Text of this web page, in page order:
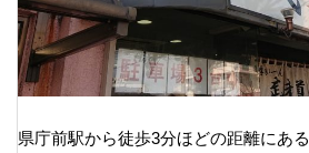
県庁前駅から徒歩3分ほどの距離にある